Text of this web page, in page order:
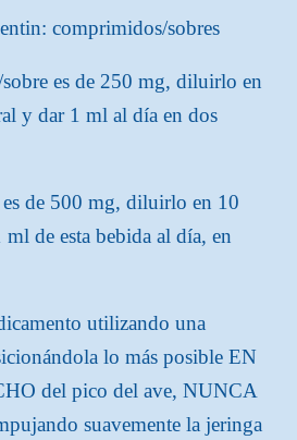
comprimidos/sobres
es de 250 mg, diluirlo en
y dar 1 ml al día en dos
de 500 mg, diluirlo en 10
de esta bebida al día, en
utilizando una
lo más posible EN
del pico del ave, NUNCA
suavemente la jeringa